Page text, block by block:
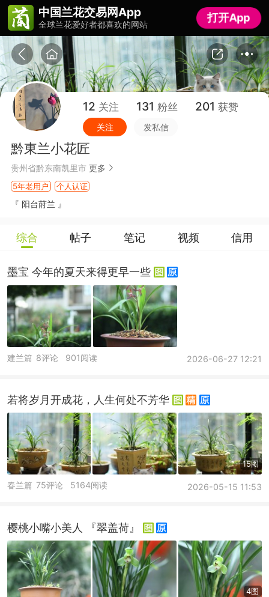
中国兰花交易网App
全球兰花爱好者都喜欢的网站 打开App
中国兰花交易网App
全球兰花爱好者都喜欢的网站 打开App
12 关注 131 粉丝 201 获赞
关注 发私信
黔東兰小花匠
贵州省黔东南凯里市 更多
5年老用户 个人认证
『 阳台莳兰 』
综合 帖子 笔记 视频 信用
墨宝 今年的夏天来得更早一些
建兰篇 2026-06-27 12:21
8评论 901阅读
若将岁月开成花，人生何处不芳华
15图
春兰篇 2026-05-15 11:53
75评论 5164阅读
樱桃小嘴小美人 『翠盖荷』
4图